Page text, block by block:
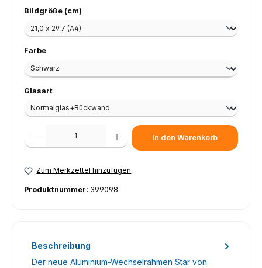
Bildgröße (cm)
Farbeauswählen
Glasartauswählen
Produkt Anzahl: Gib den gewünschten Wert ein oder benutze die
In den Warenkorb
Zum Merkzettel hinzufügen
Produktnummer: 399098
Beschreibung
Der neue Aluminium-Wechselrahmen Star von